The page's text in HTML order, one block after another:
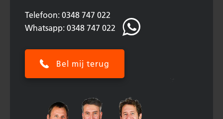
Telefoon: 0348 747 022
Whatsapp: 0348 747 022
Bel mij terug